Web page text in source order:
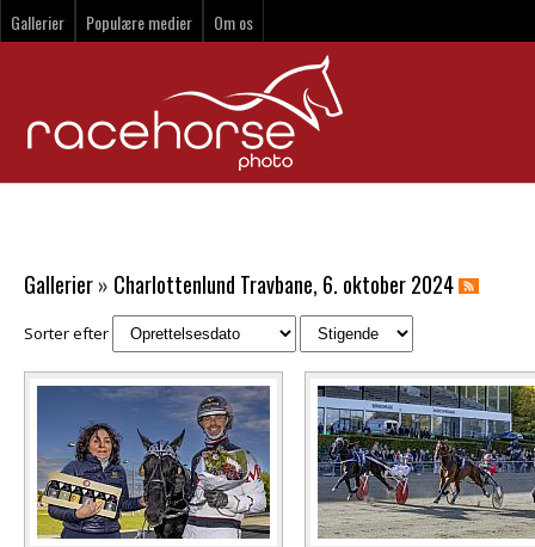
Gallerier Populære medier Om os
Gallerier» Charlottenlund Travbane, 6. oktober 2024
Sorter efter